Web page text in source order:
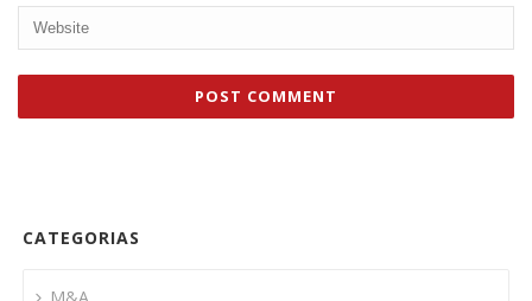
CATEGORIAS